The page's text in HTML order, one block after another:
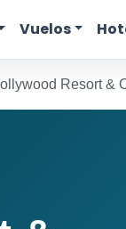
Vuelos
Resort &